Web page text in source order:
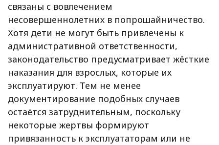
связаны с вовлечением
несовершеннолетних в попрошайничество.
Хотя дети не могут быть привлечены к
административной ответственности,
законодательство предусматривает жёсткие
наказания для взрослых, которые их
эксплуатируют. Тем не менее
документирование подобных случаев
остаётся затруднительным, поскольку
некоторые жертвы формируют
привязанность к эксплуататорам или не